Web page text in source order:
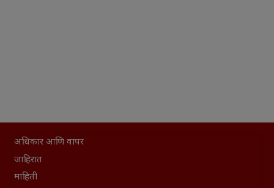
अधिकार आणि वापर
जाहिरात
माहिती